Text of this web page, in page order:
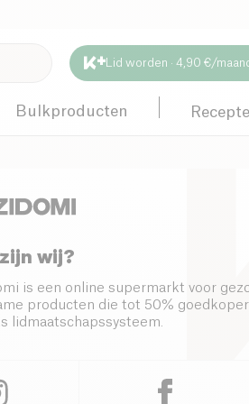
Lid worden · 4,90 €/
Bulkproducten
wij?
is een online supermarkt voor
producten die tot 50% goedkoper
lidmaatschapssysteem.